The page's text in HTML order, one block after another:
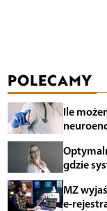
POLECAMY
Ile
gdzie
MZ
e-